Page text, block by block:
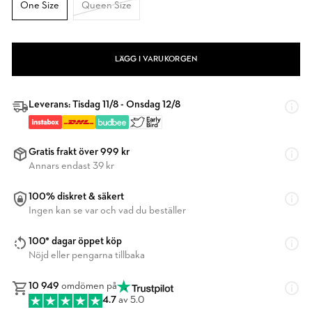
One Size Queen Size
LÄGG I VARUKORGEN
Leverans: Tisdag 11/8 - Onsdag 12/8
Gratis frakt över 999 kr
Annars endast 39 kr
100% diskret & säkert
Ingen kan se var och vad du beställer
100* dagar öppet köp
Nöjd eller pengarna tillbaka
10 949 omdömen på
4.7 av 5.0